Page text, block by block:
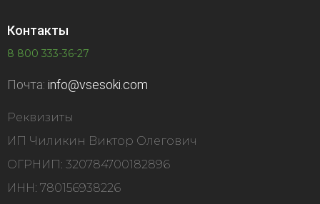
Контакты
8 800 333-36-27
Почта: info@vsesoki.com
Реквизиты
ИП Чиликин Виктор Олегович
ОГРНИП: 320784700182896
ИНН: 780156938226